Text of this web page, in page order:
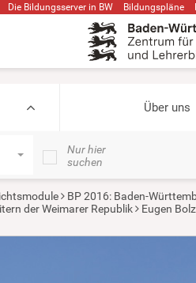
Die Bildungsserver in BW Bildungspläne
Über uns
Nur hier
suchen
BP 2016: Baden-
der Weimarer Republik
Eugen